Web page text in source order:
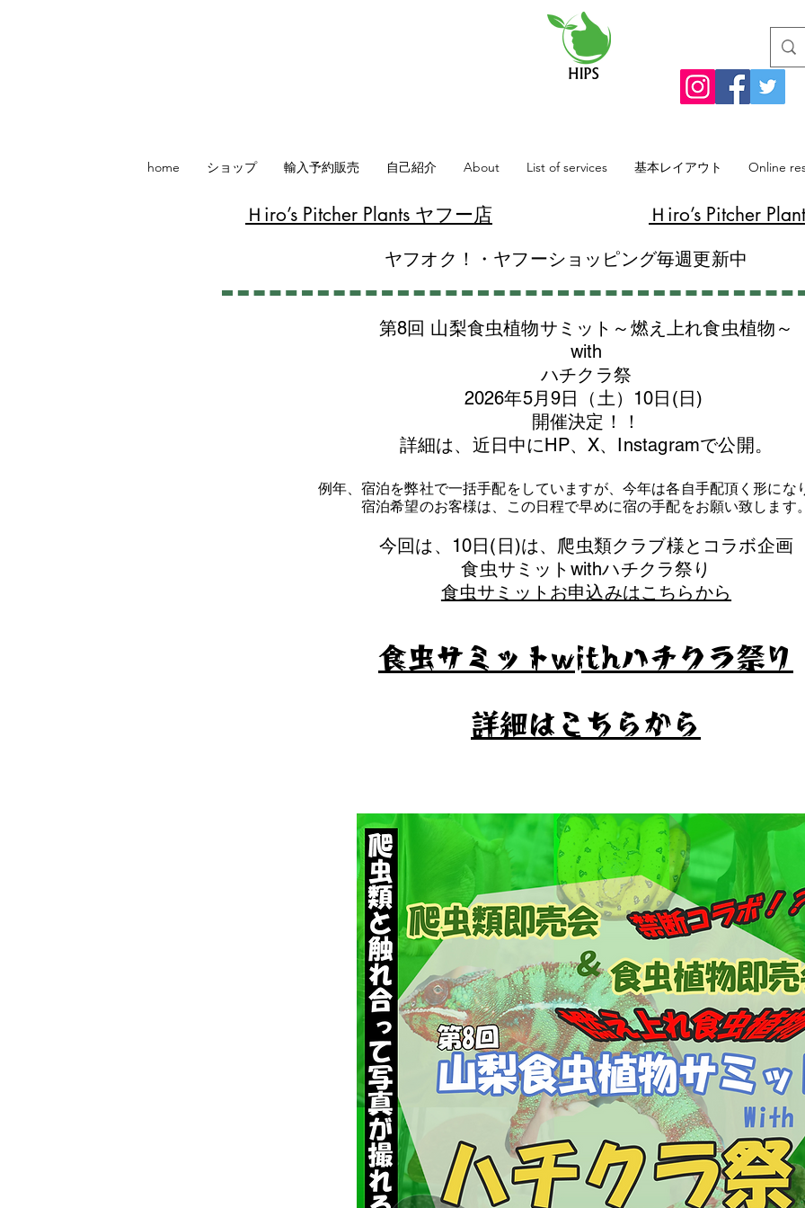
home ショップ 輸入予約販売 自己紹介 About List of services 基本レイアウト Online
​Ｈiro’s Pitcher Plants ヤフー店 Ｈiro’s Pitcher
ヤフオク！・ヤフーショッピング毎週更新中
第8回 山梨食虫植物サミット～燃え上れ食虫植物～
with
​ハチクラ祭
2026年5月9日（土）10日(日)
​開催決定！！
詳細は、近日中にHP、X、Instagramで公開。
例年、宿泊を弊社で一括手配をしていますが、今年は各自手配頂く形にな
​宿泊希望のお客様は、この日程で早めに宿の手配をお願い致します。
​今回は、10日(日)は、爬虫類クラブ様とコラボ企画
​食虫サミットwithハチクラ祭り
食虫サミットお申込みはこちらから
食虫サミットwithハチクラ祭り
​詳細はこちらから